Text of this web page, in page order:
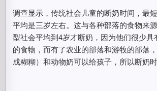
调查显示，传统社会儿童的断奶时间，最
平均是三岁左右。这与各种部落的食物来
型社会平均到4岁才断奶，因为他们很少具
的食物，而有了农业的部落和游牧的部落
成糊糊）和动物奶可以给孩子，所以断奶时